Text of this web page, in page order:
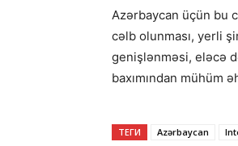
Azərbaycan üçün bu
cəlb olunması, yerli
genişlənməsi, eləcə
baxımından mühüm
ТЕГИ Azərbaycan